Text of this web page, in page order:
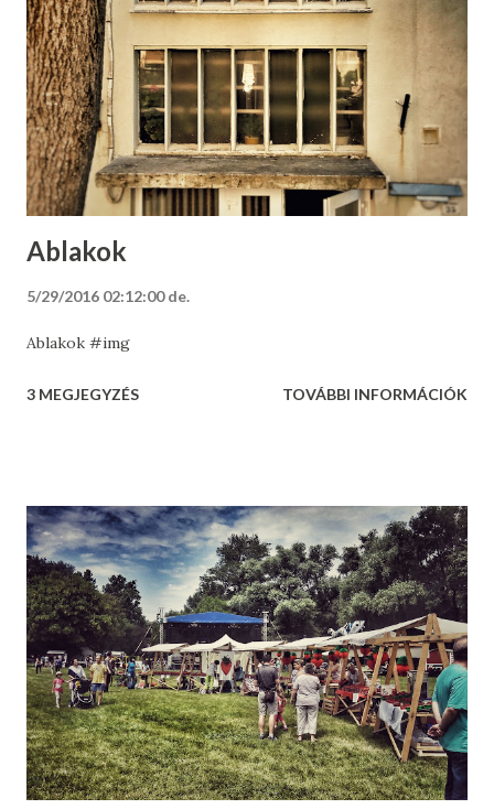
Ablakok
5/29/2016 02:12:00 de.
Ablakok #img
3 MEGJEGYZÉS TOVÁBBI INFORMÁCIÓK